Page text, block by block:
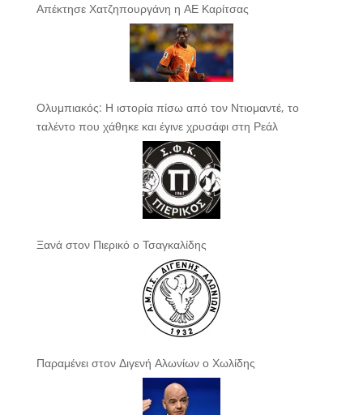
Απέκτησε Χατζηπουργάνη η ΑΕ Καρίτσας
Ολυμπιακός: Η ιστορία πίσω από τον Ντιομαντέ, το
ταλέντο που χάθηκε και έγινε χρυσάφι στη Ρεάλ
Ξανά στον Πιερικό ο Τσαγκαλίδης
Παραμένει στον Διγενή Αλωνίων ο Χωλίδης